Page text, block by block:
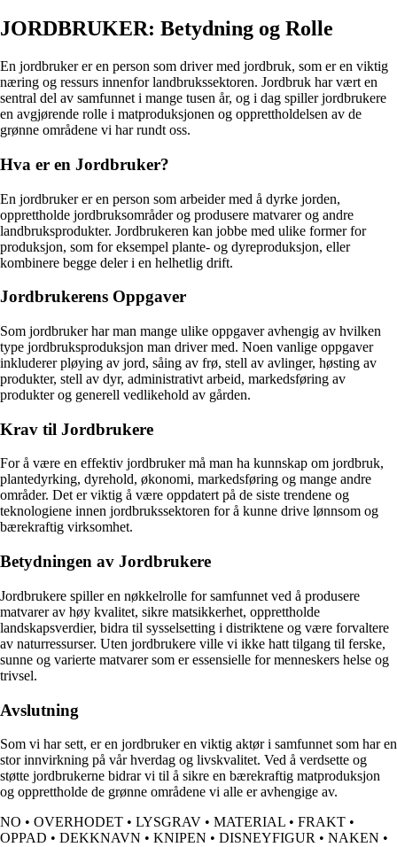
JORDBRUKER: Betydning og Rolle
En jordbruker er en person som driver med jordbruk, som er en viktig
næring og ressurs innenfor landbrukssektoren. Jordbruk har vært en
sentral del av samfunnet i mange tusen år, og i dag spiller jordbrukere
en avgjørende rolle i matproduksjonen og opprettholdelsen av de
grønne områdene vi har rundt oss.
Hva er en Jordbruker?
En jordbruker er en person som arbeider med å dyrke jorden,
opprettholde jordbruksområder og produsere matvarer og andre
landbruksprodukter. Jordbrukeren kan jobbe med ulike former for
produksjon, som for eksempel plante- og dyreproduksjon, eller
kombinere begge deler i en helhetlig drift.
Jordbrukerens Oppgaver
Som jordbruker har man mange ulike oppgaver avhengig av hvilken
type jordbruksproduksjon man driver med. Noen vanlige oppgaver
inkluderer pløying av jord, såing av frø, stell av avlinger, høsting av
produkter, stell av dyr, administrativt arbeid, markedsføring av
produkter og generell vedlikehold av gården.
Krav til Jordbrukere
For å være en effektiv jordbruker må man ha kunnskap om jordbruk,
plantedyrking, dyrehold, økonomi, markedsføring og mange andre
områder. Det er viktig å være oppdatert på de siste trendene og
teknologiene innen jordbrukssektoren for å kunne drive lønnsom og
bærekraftig virksomhet.
Betydningen av Jordbrukere
Jordbrukere spiller en nøkkelrolle for samfunnet ved å produsere
matvarer av høy kvalitet, sikre matsikkerhet, opprettholde
landskapsverdier, bidra til sysselsetting i distriktene og være forvaltere
av naturressurser. Uten jordbrukere ville vi ikke hatt tilgang til ferske,
sunne og varierte matvarer som er essensielle for menneskers helse og
trivsel.
Avslutning
Som vi har sett, er en jordbruker en viktig aktør i samfunnet som har en
stor innvirkning på vår hverdag og livskvalitet. Ved å verdsette og
støtte jordbrukerne bidrar vi til å sikre en bærekraftig matproduksjon
og opprettholde de grønne områdene vi alle er avhengige av.
NO • OVERHODET • LYSGRAV • MATERIAL • FRAKT •
OPPAD • DEKKNAVN • KNIPEN • DISNEYFIGUR • NAKEN •